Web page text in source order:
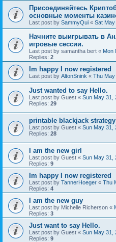
Присоединяйтесь
основные моменты
Last post by SammyQui « Sat May
Начните выигрывать в
игровые сессии.
Last post by samantha bert « Mon
Replies: 2
Im happy I now registered
Last post by AltonSnink « Thu May
Just wanted to say Hello.
Last post by Guest « Sun May 31,
Replies: 29
printable blackjack
Last post by Guest « Sun May 31,
Replies: 28
I am the new girl
Last post by Guest « Sun May 31,
Replies: 9
Im happy I now registered
Last post by TannerHoeger « Thu
Replies: 4
I am the new guy
Last post by Michelle Richerson «
Replies: 3
Just want to say Hello.
Last post by Guest « Sun May 31,
Replies: 9